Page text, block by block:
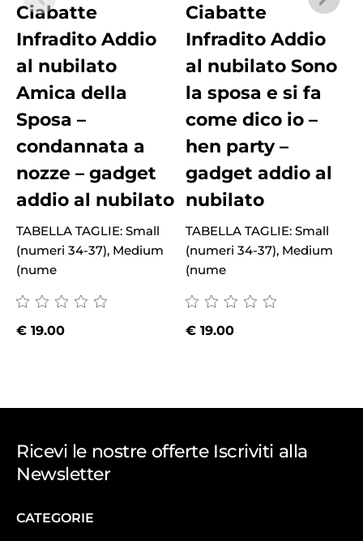
Ciabatte
Infradito Addio
al nubilato
Amica della
Sposa –
condannata a
nozze – gadget
addio al nubilato
TABELLA TAGLIE: Small
(numeri 34-37), Medium
(nume
€19.00
Ciabatte
Infradito Addio
al nubilato Sono
la sposa e si fa
come dico io –
hen party –
gadget addio al
nubilato
TABELLA TAGLIE: Small
(numeri 34-37), Medium
(nume
€ 19.00
Ricevi le nostre offerte Iscriviti alla
Newsletter
CATEGORIE